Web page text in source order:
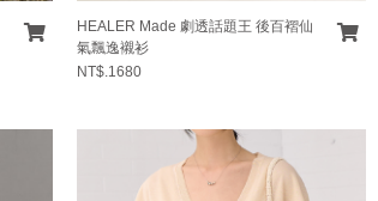
HEALER Made 劇透話題王 後百褶仙
氣飄逸襯衫
NT$.1680